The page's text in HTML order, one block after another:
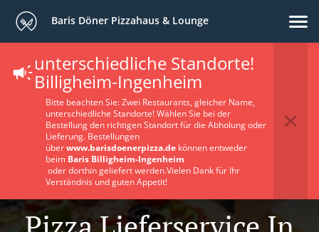
Baris Döner Pizzahaus & Lounge
unterschiedliche Standorte!
Billigheim-Ingenheim
Bitte beachten Sie: Zwei Restaurants, gleicher Name,
unterschiedliche Standorte! Wählen Sie bei der
Bestellung den richtigen Standort für die Abholung oder
Lieferung. Bestellungen
überwww.barisdoenerpizza.de können entweder
beim Baris Billigheim-Ingenheim
oder dorthin geliefert werden.Vielen Dank für Ihr
Verständnis und guten Appetit!